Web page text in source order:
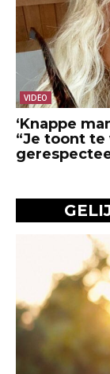
VIDEO
‘Knappe
“Je toont